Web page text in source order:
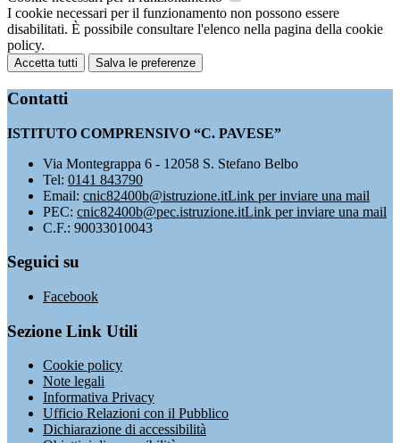
I cookie necessari per il funzionamento non possono essere
disabilitati. È possibile consultare l'elenco nella pagina della cookie
policy.
Accetta tutti Salva le preferenze
Contatti
ISTITUTO COMPRENSIVO “C. PAVESE”
Via Montegrappa 6 - 12058 S. Stefano Belbo
Tel: 0141 843790
Email: cnic82400b@istruzione.itLink per inviare una mail
PEC: cnic82400b@pec.istruzione.itLink per inviare una mail
C.F.: 90033010043
Seguici su
Facebook
Sezione Link Utili
Cookie policy
Note legali
Informativa Privacy
Ufficio Relazioni con il Pubblico
Dichiarazione di accessibilità